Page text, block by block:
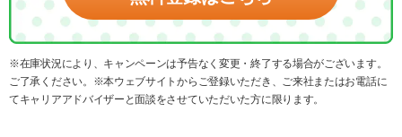
※在庫状況により、キャンペーンは予告なく変更・終了する場合がございます。
ご了承ください。※本ウェブサイトからご登録いただき、ご来社またはお電話に
てキャリアアドバイザーと面談をさせていただいた方に限ります。